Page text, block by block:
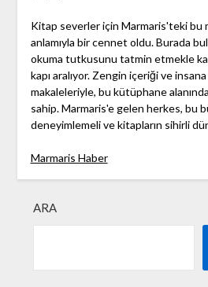
Kitap severler için Marmaris'teki bu
anlamıyla bir cennet oldu. Burada
okuma tutkusunu tatmin etmekle
kapı aralıyor. Zengin içeriği ve insana
makaleleriyle, bu kütüphane
sahip. Marmaris'e gelen herkes, bu
deneyimlemeli ve kitapların sihirli
Marmaris Haber
ARA